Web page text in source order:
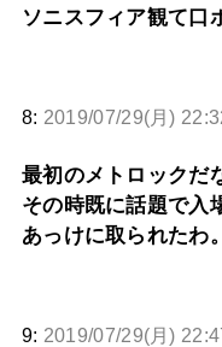
ソニスフィア観て口
8: 2019/07/29(月)
最初のメトロックだ
その時既に話題で入
あっけに取られたわ。
9: 2019/07/29(月)